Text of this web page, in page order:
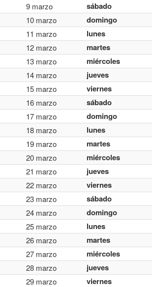
9 marzo sábado
10 marzo domingo
11 marzo lunes
12 marzo martes
13 marzo miércoles
14 marzo jueves
15 marzo viernes
16 marzo sábado
17 marzo domingo
18 marzo lunes
19 marzo martes
20 marzo miércoles
21 marzo jueves
22 marzo viernes
23 marzo sábado
24 marzo domingo
25 marzo lunes
26 marzo martes
27 marzo miércoles
28 marzo jueves
29 marzo viernes